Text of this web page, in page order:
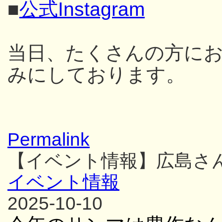
■公式Instagram
当日、たくさんの方に
みにしております。
Permalink
【イベント情報】広島さ
イベント情報
2025-10-10